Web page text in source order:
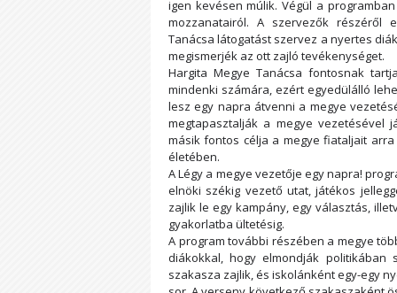
igen kevésen múlik. Végül a
mozzanatairól. A szervezők részéről
Tanácsa látogatást szervez a nyertes
megismerjék az ott zajló tevékenységet.
Hargita Megye Tanácsa fontosnak
mindenki számára, ezért egyedülálló
lesz egy napra átvenni a megye
megtapasztalják a megye vezetésével
másik fontos célja a megye fiataljait
életében.
A Légy a megye vezetője egy napra!
elnöki székig vezető utat, játékos
zajlik le egy kampány, egy választás,
gyakorlatba ültetésig.
A program további részében a megye
diákokkal, hogy elmondják politikában
szakasza zajlik, és iskolánként egy-egy